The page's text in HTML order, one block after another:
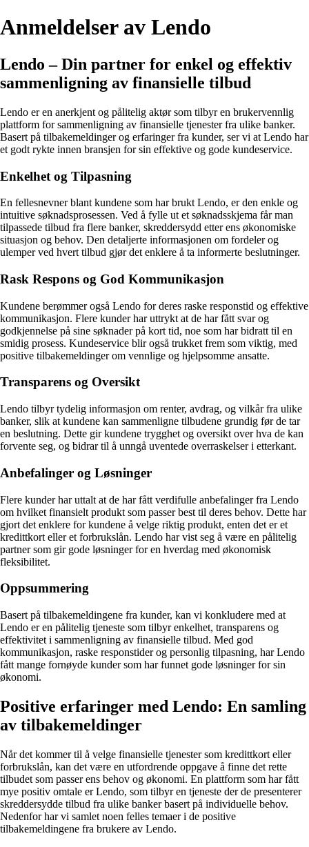
Anmeldelser av Lendo
Lendo – Din partner for enkel og effektiv
sammenligning av finansielle tilbud
Lendo er en anerkjent og pålitelig aktør som tilbyr en brukervennlig
plattform for sammenligning av finansielle tjenester fra ulike banker.
Basert på tilbakemeldinger og erfaringer fra kunder, ser vi at Lendo har
et godt rykte innen bransjen for sin effektive og gode kundeservice.
Enkelhet og Tilpasning
En fellesnevner blant kundene som har brukt Lendo, er den enkle og
intuitive søknadsprosessen. Ved å fylle ut et søknadsskjema får man
tilpassede tilbud fra flere banker, skreddersydd etter ens økonomiske
situasjon og behov. Den detaljerte informasjonen om fordeler og
ulemper ved hvert tilbud gjør det enklere å ta informerte beslutninger.
Rask Respons og God Kommunikasjon
Kundene berømmer også Lendo for deres raske responstid og effektive
kommunikasjon. Flere kunder har uttrykt at de har fått svar og
godkjennelse på sine søknader på kort tid, noe som har bidratt til en
smidig prosess. Kundeservice blir også trukket frem som viktig, med
positive tilbakemeldinger om vennlige og hjelpsomme ansatte.
Transparens og Oversikt
Lendo tilbyr tydelig informasjon om renter, avdrag, og vilkår fra ulike
banker, slik at kundene kan sammenligne tilbudene grundig før de tar
en beslutning. Dette gir kundene trygghet og oversikt over hva de kan
forvente seg, og bidrar til å unngå uventede overraskelser i etterkant.
Anbefalinger og Løsninger
Flere kunder har uttalt at de har fått verdifulle anbefalinger fra Lendo
om hvilket finansielt produkt som passer best til deres behov. Dette har
gjort det enklere for kundene å velge riktig produkt, enten det er et
kredittkort eller et forbrukslån. Lendo har vist seg å være en pålitelig
partner som gir gode løsninger for en hverdag med økonomisk
fleksibilitet.
Oppsummering
Basert på tilbakemeldingene fra kunder, kan vi konkludere med at
Lendo er en pålitelig tjeneste som tilbyr enkelhet, transparens og
effektivitet i sammenligning av finansielle tilbud. Med god
kommunikasjon, raske responstider og personlig tilpasning, har Lendo
fått mange fornøyde kunder som har funnet gode løsninger for sin
økonomi.
Positive erfaringer med Lendo: En samling
av tilbakemeldinger
Når det kommer til å velge finansielle tjenester som kredittkort eller
forbrukslån, kan det være en utfordrende oppgave å finne det rette
tilbudet som passer ens behov og økonomi. En plattform som har fått
mye positiv omtale er Lendo, som tilbyr en tjeneste der de presenterer
skreddersydde tilbud fra ulike banker basert på individuelle behov.
Nedenfor har vi samlet noen felles temaer i de positive
tilbakemeldingene fra brukere av Lendo.